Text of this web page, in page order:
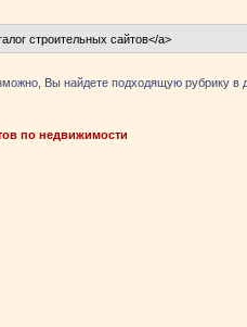
Вы найдете подходящую рубрику в
по недвижимости